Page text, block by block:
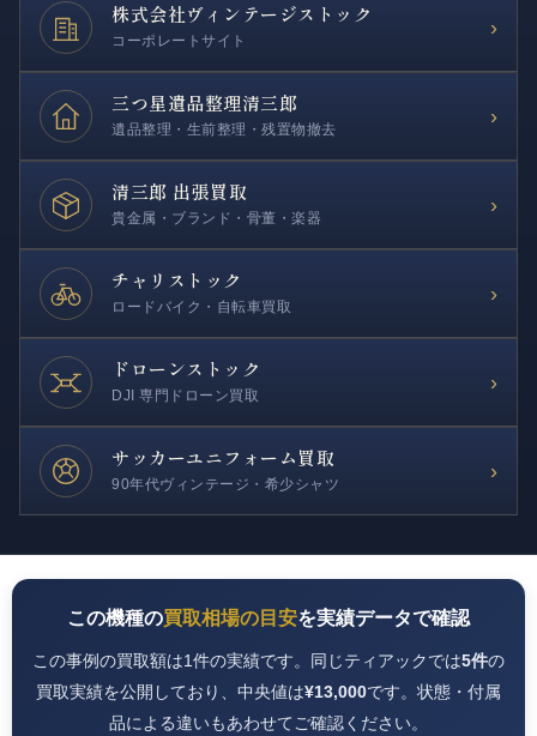
株式会社ヴィンテージストック
コーポレートサイト
›
三つ星遺品整理清三郎
遺品整理・生前整理・残置物撤去
›
清三郎 出張買取
貴金属・ブランド・骨董・楽器
›
チャリストック
ロードバイク・自転車買取
›
ドローンストック
DJI 専門ドローン買取
›
サッカーユニフォーム買取
90年代ヴィンテージ・希少シャツ
›
この機種の買取相場の目安を実績データで確認
この事例の買取額は1件の実績です。同じティアックでは5件の
買取実績を公開しており、中央値は¥13,000です。状態・付属
品による違いもあわせてご確認ください。